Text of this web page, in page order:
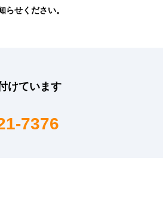
せください。
けています
7376